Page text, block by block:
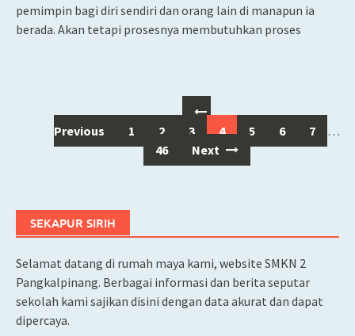
pemimpin bagi diri sendiri dan orang lain di manapun ia
berada. Akan tetapi prosesnya membutuhkan proses
navigation
Previous 1 2 3 4 5 6 7
…
46
Next
SEKAPUR SIRIH
Selamat datang di rumah maya kami, website SMKN 2
Pangkalpinang. Berbagai informasi dan berita seputar
sekolah kami sajikan disini dengan data akurat dan dapat
dipercaya.